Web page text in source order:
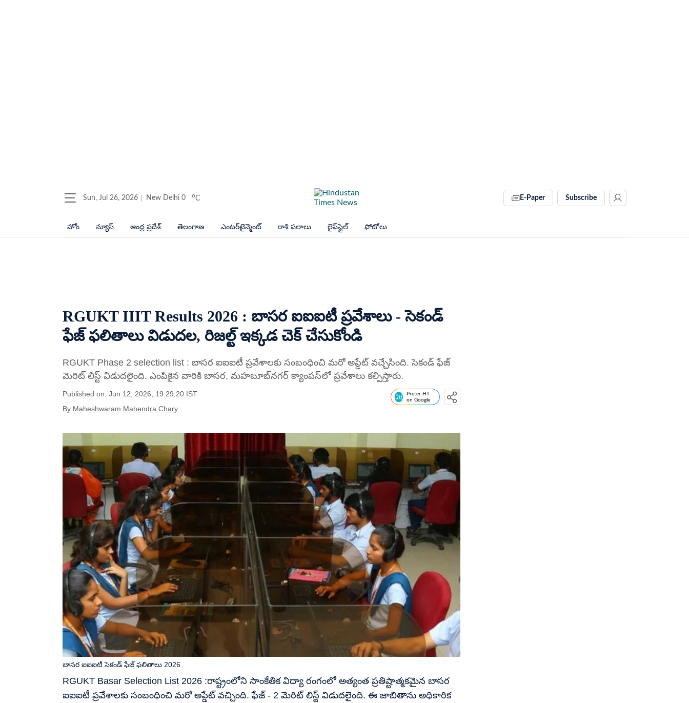
Sun, Jul 26, 2026 New Delhi 0 oC E-Paper Subscribe
హోం న్యూస్ ఆంధ్ర ప్రదేశ్ తెలంగాణ ఎంటర్‌టైన్మెంట్ రాశి ఫలాలు లైఫ్‌స్టైల్ ఫోటోలు
RGUKT IIIT Results 2026 : బాసర ఐఐఐటీ ప్రవేశాలు - సెకండ్
ఫేజ్ ఫలితాలు విడుదల, రిజల్ట్ ఇక్కడ చెక్ చేసుకోండి
RGUKT Phase 2 selection list : బాసర ఐఐఐటీ ప్రవేశాలకు సంబంధించి మరో అప్డేట్ వచ్చేసింది. సెకండ్ ఫేజ్
మెరిట్ లిస్ట్ విడుదలైంది. ఎంపికైన వారికి బాసర, మహబూబ్‌నగర్ క్యాంపస్‌లో ప్రవేశాలు కల్పిస్తారు.
Published on: Jun 12, 2026, 19:29:20 IST
By Maheshwaram Mahendra Chary
Prefer HT
on Google
RGUKT Basar Selection List 2026 :రాష్ట్రంలోని సాంకేతిక విద్యా రంగంలో అత్యంత ప్రతిష్టాత్మకమైన బాసర
ఐఐఐటీ ప్రవేశాలకు సంబంధించి మరో అప్డేట్ వచ్చింది. ఫేజ్ - 2 మెరిట్ లిస్ట్ విడుదలైంది. ఈ జాబితాను అధికారిక
బాసర ఐఐఐటీ సెకండ్ ఫేజ్ ఫలితాలు 2026